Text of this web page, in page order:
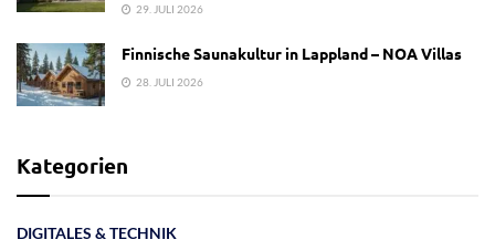
29. JULI 2026
Finnische Saunakultur in Lappland – NOA Villas
28. JULI 2026
Kategorien
DIGITALES & TECHNIK